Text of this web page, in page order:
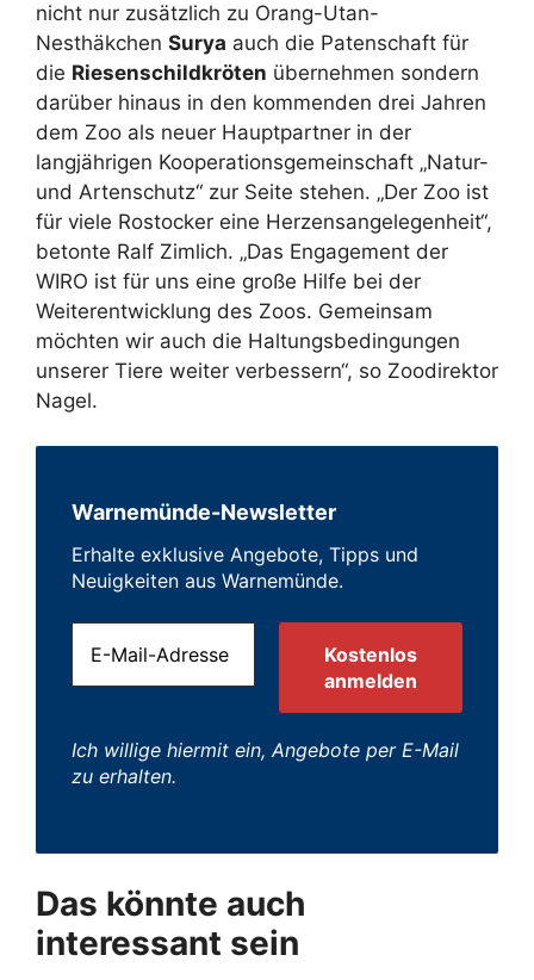
nicht nur zusätzlich zu Orang-Utan-
Nesthäkchen Surya auch die Patenschaft für
die Riesenschildkröten übernehmen sondern
darüber hinaus in den kommenden drei Jahren
dem Zoo als neuer Hauptpartner in der
langjährigen Kooperationsgemeinschaft „Natur-
und Artenschutz“ zur Seite stehen. „Der Zoo ist
für viele Rostocker eine Herzensangelegenheit“,
betonte Ralf Zimlich. „Das Engagement der
WIRO ist für uns eine große Hilfe bei der
Weiterentwicklung des Zoos. Gemeinsam
möchten wir auch die Haltungsbedingungen
unserer Tiere weiter verbessern“, so Zoodirektor
Nagel.
Warnemünde-Newsletter
Erhalte exklusive Angebote, Tipps und
Neuigkeiten aus Warnemünde.
Ich willige hiermit ein, Angebote per E-Mail
zu erhalten.
Das könnte auch
interessant sein